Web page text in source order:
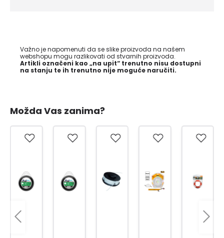
Važno je napomenuti da se slike proizvoda na našem
webshopu mogu razlikovati od stvarnih proizvoda.
Artikli označeni kao „na upit“ trenutno nisu dostupni
na stanju te ih trenutno nije moguće naručiti.
Možda Vas zanima?